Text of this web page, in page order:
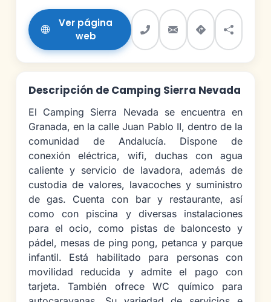
Ver página
web
Descripción de Camping Sierra Nevada
El Camping Sierra Nevada se encuentra en
Granada, en la calle Juan Pablo II, dentro de la
comunidad de Andalucía. Dispone de
conexión eléctrica, wifi, duchas con agua
caliente y servicio de lavadora, además de
custodia de valores, lavacoches y suministro
de gas. Cuenta con bar y restaurante, así
como con piscina y diversas instalaciones
para el ocio, como pistas de baloncesto y
pádel, mesas de ping pong, petanca y parque
infantil. Está habilitado para personas con
movilidad reducida y admite el pago con
tarjeta. También ofrece WC químico para